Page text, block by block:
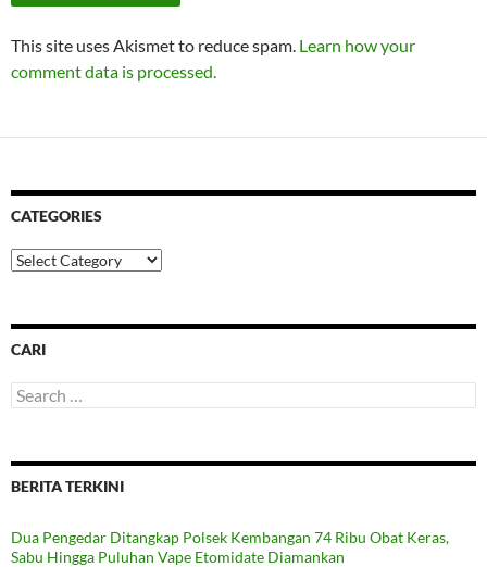
This site uses Akismet to reduce spam. Learn how your
comment data is processed.
CATEGORIES
Categories
CARI
Search
for:
BERITA TERKINI
Dua Pengedar Ditangkap Polsek Kembangan 74 Ribu Obat Keras,
Sabu Hingga Puluhan Vape Etomidate Diamankan